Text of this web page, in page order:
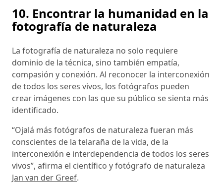
10. Encontrar la humanidad en la
fotografía de naturaleza
La fotografía de naturaleza no solo requiere
dominio de la técnica, sino también empatía,
compasión y conexión. Al reconocer la interconexión
de todos los seres vivos, los fotógrafos pueden
crear imágenes con las que su público se sienta más
identificado.
“Ojalá más fotógrafos de naturaleza fueran más
conscientes de la telaraña de la vida, de la
interconexión e interdependencia de todos los seres
vivos”, afirma el científico y fotógrafo de naturaleza
Jan van der Greef.